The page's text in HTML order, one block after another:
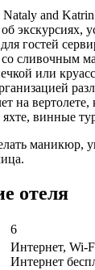
and
экскурсиях,
гостей
сливочным
или
на вертолете,
яхте, винные
маникюр,
отеля
6
Интернет, Wi-
Интернет